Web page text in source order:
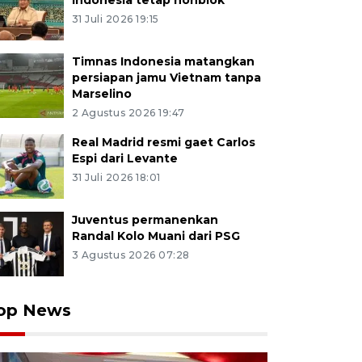
31 Juli 2026 19:15
Timnas Indonesia matangkan
persiapan jamu Vietnam tanpa
Marselino
2 Agustus 2026 19:47
Real Madrid resmi gaet Carlos
Espi dari Levante
31 Juli 2026 18:01
Juventus permanenkan
Randal Kolo Muani dari PSG
3 Agustus 2026 07:28
News